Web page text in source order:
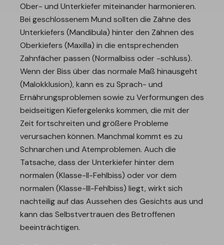
Ober- und Unterkiefer miteinander harmonieren.
Bei geschlossenem Mund sollten die Zähne des
Unterkiefers (Mandibula) hinter den Zähnen des
Oberkiefers (Maxilla) in die entsprechenden
Zahnfächer passen (Normalbiss oder -schluss).
Wenn der Biss über das normale Maß hinausgeht
(Malokklusion), kann es zu Sprach- und
Ernährungsproblemen sowie zu Verformungen des
beidseitigen Kiefergelenks kommen, die mit der
Zeit fortschreiten und größere Probleme
verursachen können. Manchmal kommt es zu
Schnarchen und Atemproblemen. Auch die
Tatsache, dass der Unterkiefer hinter dem
normalen (Klasse-II-Fehlbiss) oder vor dem
normalen (Klasse-III-Fehlbiss) liegt, wirkt sich
nachteilig auf das Aussehen des Gesichts aus und
kann das Selbstvertrauen des Betroffenen
beeinträchtigen.